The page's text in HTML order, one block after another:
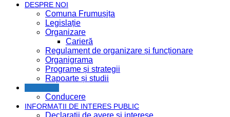
DESPRE NOI
Comuna Frumușița
Legislație
Organizare
Carieră
Regulament de organizare și funcționare
Organigrama
Programe și strategii
Rapoarte și studii
Conducere
INFORMAȚII DE INTERES PUBLIC
Declaratii de avere si interese